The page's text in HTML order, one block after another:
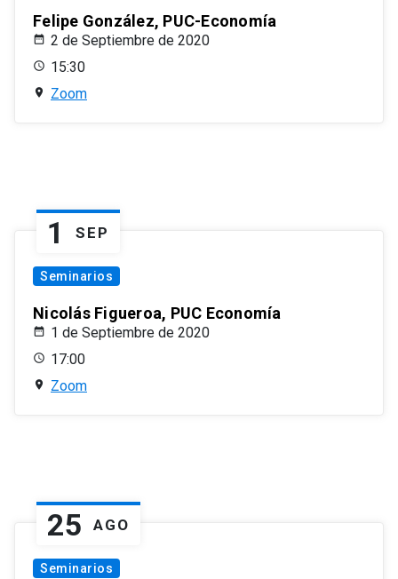
Felipe González, PUC-Economía
2 de Septiembre de 2020
15:30
Zoom
1 SEP
Seminarios
Nicolás Figueroa, PUC Economía
1 de Septiembre de 2020
17:00
Zoom
25 AGO
Seminarios